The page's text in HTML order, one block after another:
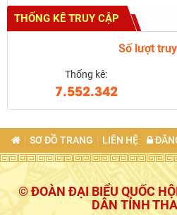
THỐNG KÊ TRUY CẬP
Số lượt
Thống kê:
7.552.342
SƠ ĐỒ TRANG LIÊN HỆ
© ĐOÀN ĐẠI BIỂU QUỐC
DÂN TỈNH